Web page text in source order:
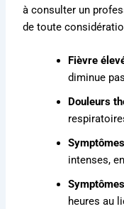
à consulter un
de toute
Fièvre
diminue
Douleurs
intenses,
heures au